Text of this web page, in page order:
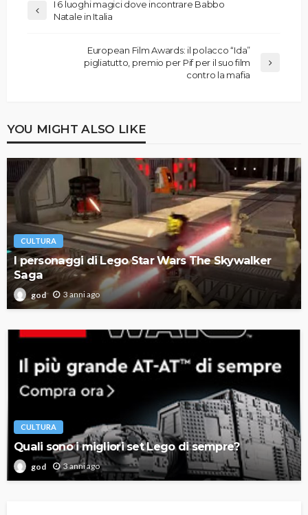
I 6 luoghi magici dove incontrare Babbo
Natale in Italia
European Film Awards: il polacco “Ida”
pigliatutto, premio per Pif per il suo film
contro la mafia
YOU MIGHT ALSO LIKE
CULTURA
I personaggi di Lego Star Wars The Skywalker
Saga
god 3 anni ago
CULTURA
Quali sono i migliori set Lego di sempre?
god 3 anni ago